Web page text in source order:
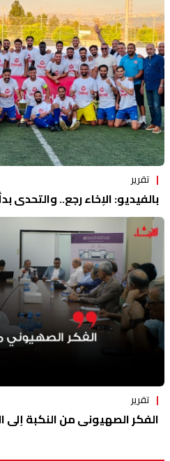
تقرير
بالفيديو: الإخاء رجع.. والتحدي
تقرير
الفكر الصهيوني من النكبة إلى